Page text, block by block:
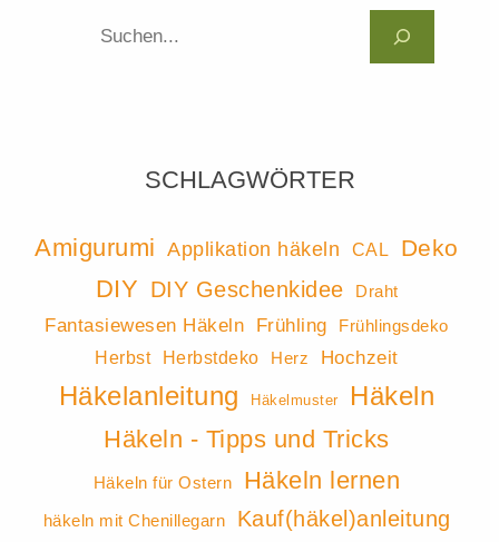
SCHLAGWÖRTER
Amigurumi Applikation häkeln CAL Deko
DIY DIY Geschenkidee Draht
Fantasiewesen Häkeln Frühling Frühlingsdeko
Herbst Herbstdeko Herz Hochzeit
Häkelanleitung Häkelmuster Häkeln
Häkeln - Tipps und Tricks
Häkeln für Ostern Häkeln lernen
häkeln mit Chenillegarn Kauf(häkel)anleitung